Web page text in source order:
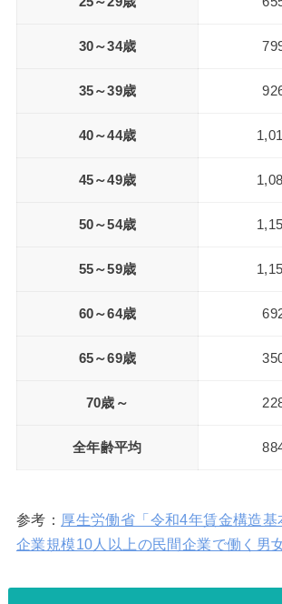
30～34歳
35～39歳
40～44歳
45～49歳
50～54歳
55～59歳
60～64歳
65～69歳
70歳～
全年齢平均
参考： 厚生労働省「令和4年賃金構造
企業規模10人以上の民間企業で働く男